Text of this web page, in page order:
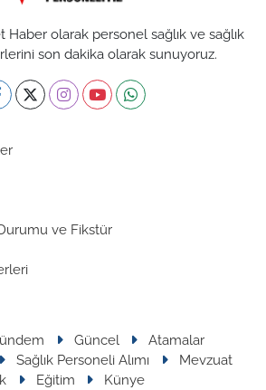
Haber olarak personel sağlık ve sağlık
son dakika olarak sunuyoruz.
ve Fikstür
Güncel
Atamalar
Sağlık Personeli Alımı
Mevzuat
Eğitim Künye